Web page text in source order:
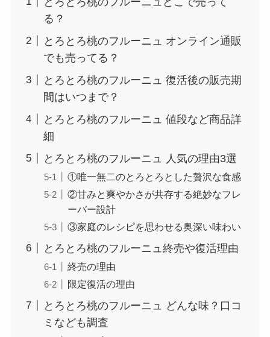
る？
とろとろ桃のフルーニュ オンライン通販
でも売ってる？
とろとろ桃のフルーニュ 復活後の販売期
間はいつまで？
とろとろ桃のフルーニュ 値段など商品詳
細
とろとろ桃のフルーニュ 人気の理由3選
①唯一無二のとろとろとした贅沢な食感
②甘みと爽やかさが共存する絶妙なフレ
ーバー設計
③家庭のレシピを思わせる奥深い味わい
とろとろ桃のフルーニュ終売や復活理由
終売の理由
限定復活の理由
とろとろ桃のフルーニュ どんな味？口コ
ミなども調査